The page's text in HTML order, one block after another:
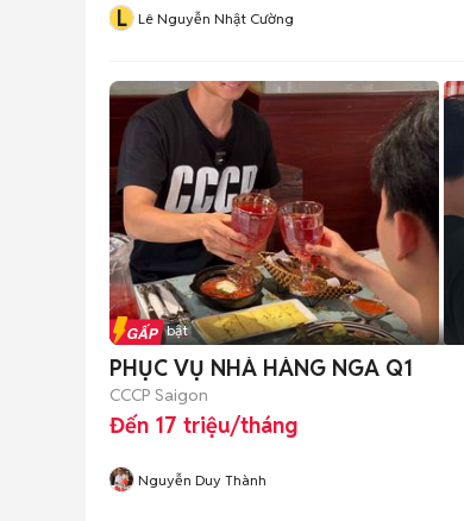
L Lê Nguyễn Nhật Cường
Tin nổi bật
PHỤC VỤ NHÀ HÀNG NGA Q1
CCCP Saigon
Đến 17 triệu/tháng
Nguyễn Duy Thành